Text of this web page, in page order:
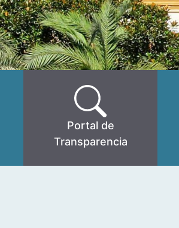
Portal de
Transparencia